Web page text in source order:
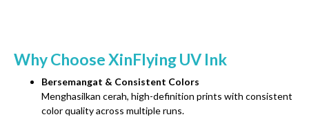
Why Choose XinFlying UV Ink
Bersemangat & Consistent Colors
Menghasilkan cerah, high-definition prints with consistent
color quality across multiple runs.